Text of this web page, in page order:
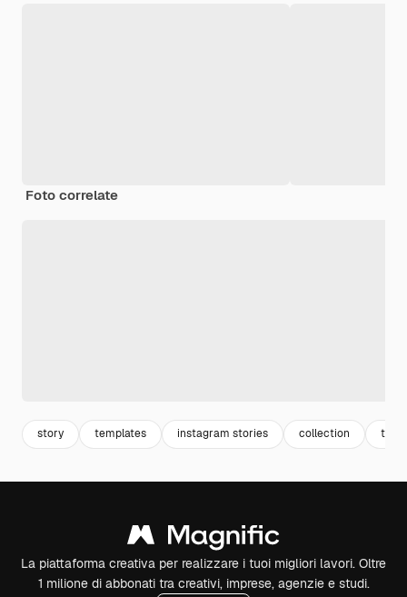
Foto correlate
story templates instagram stories collection
La piattaforma creativa per realizzare i tuoi migliori lavori. Oltre
1 milione di abbonati tra creativi, imprese, agenzie e studi.